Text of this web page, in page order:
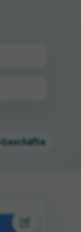
Geschäfte